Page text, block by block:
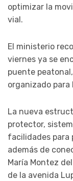
optimizar la
vial.
El ministerio
viernes ya se
puente
organizado para
La nueva
protector,
facilidades para
además de
María Montez
de la avenida